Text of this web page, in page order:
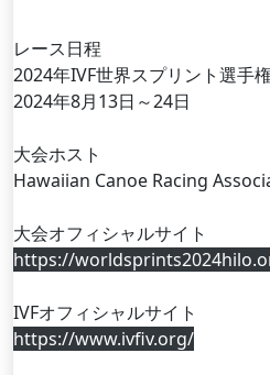
レース日程
2024年IVF世界スプリント選手
2024年8月13日～24日
大会ホスト
Hawaiian Canoe Racing
大会オフィシャルサイト
https://
IVFオフィシャルサイト
https://www.ivfiv.org/